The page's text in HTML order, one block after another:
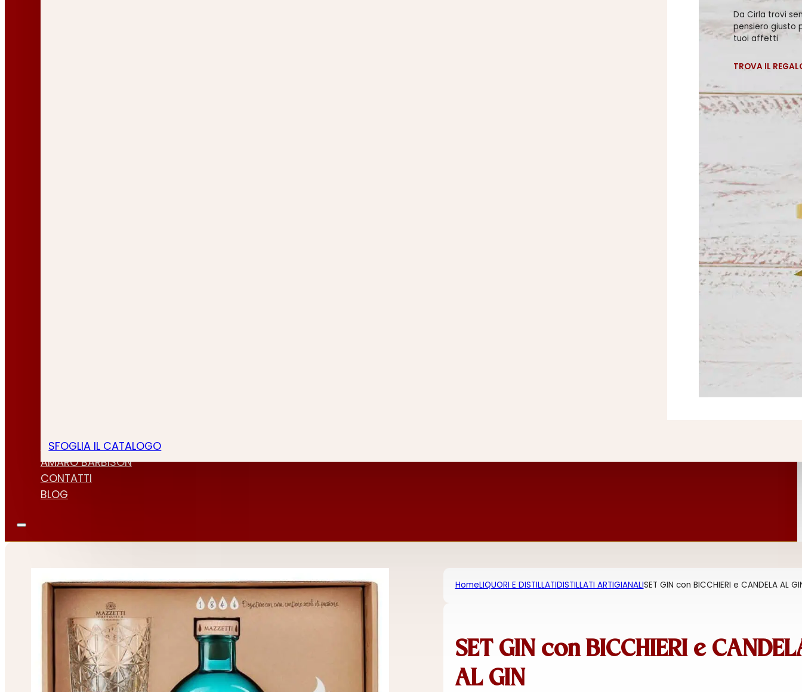
Da Cirla trovi
pensiero giusto
tuoi affetti
TROVA IL
SFOGLIA IL CATALOGO
CHI SIAMO
AMARO BARBISON
CONTATTI
BLOG
HomeLIQUORI E DISTILLATIDISTILLATI ARTIGIANALISET GIN con BICCHIERI e CANDELA AL
SET GIN con BICCHIERI e
AL GIN